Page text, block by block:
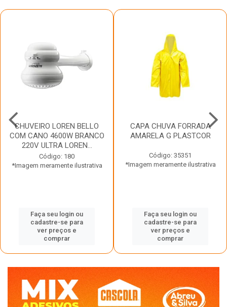
CHUVEIRO LOREN BELLO
COM CANO 4600W BRANCO
220V ULTRA LOREN...
Código: 180
*Imagem meramente ilustrativa
Faça seu login ou
cadastre-se para
ver preços e
comprar
CAPA CHUVA FORRADA
AMARELA G PLASTCOR
Código: 35351
*Imagem meramente ilustrativa
Faça seu login ou
cadastre-se para
ver preços e
comprar